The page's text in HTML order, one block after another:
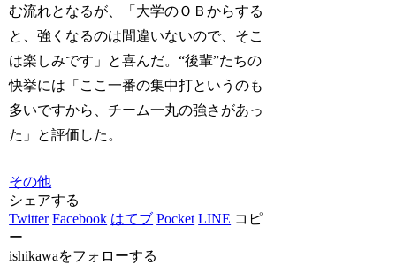
む流れとなるが、「大学のＯＢからする
と、強くなるのは間違いないので、そこ
は楽しみです」と喜んだ。“後輩”たちの
快挙には「ここ一番の集中打というのも
多いですから、チーム一丸の強さがあっ
た」と評価した。
その他
シェアする
Twitter Facebook はてブ Pocket LINE コピ
ー
ishikawaをフォローする